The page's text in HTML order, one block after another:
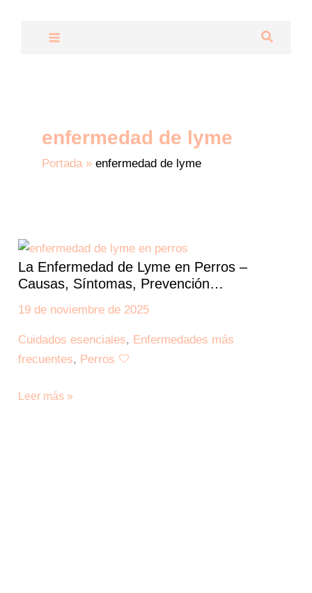
Buscar
enfermedad de lyme
Portada»enfermedad de lyme
La Enfermedad de Lyme en Perros –
Causas, Síntomas, Prevención…
19 de noviembre de 2025
Cuidados esenciales, Enfermedades más
frecuentes, Perros 🤍
Enfermedad
de
Lyme
en
–
Causas,
Leer más »